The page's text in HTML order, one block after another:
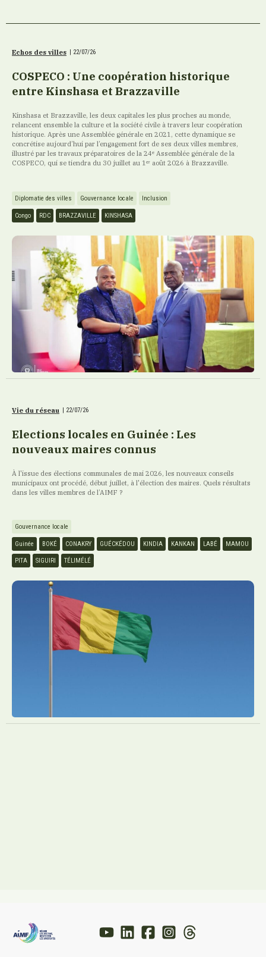
Echos des villes | 22/07/26
COSPECO : Une coopération historique
entre Kinshasa et Brazzaville
Kinshasa et Brazzaville, les deux capitales les plus proches au monde,
relancent ensemble la culture et la société civile à travers leur coopération
historique. Après une Assemblée générale en 2021, cette dynamique se
concrétise aujourd’hui par l’engagement fort de ses deux villes membres,
illustré par les travaux préparatoires de la 24ᵉ Assemblée générale de la
COSPECO, qui se tiendra du 30 juillet au 1ᵉʳ août 2026 à Brazzaville.
Diplomatie des villes Gouvernance locale Inclusion
Congo RDC BRAZZAVILLE KINSHASA
Vie du réseau | 22/07/26
Elections locales en Guinée : Les
nouveaux maires connus
À l'issue des élections communales de mai 2026, les nouveaux conseils
municipaux ont procédé, début juillet, à l'élection des maires. Quels résultats
dans les villes membres de l’AIMF ?
Gouvernance locale
Guinée BOKÉ CONAKRY GUÉCKÉDOU KINDIA KANKAN LABÉ MAMOU
PITA SIGUIRI TÉLIMÉLÉ